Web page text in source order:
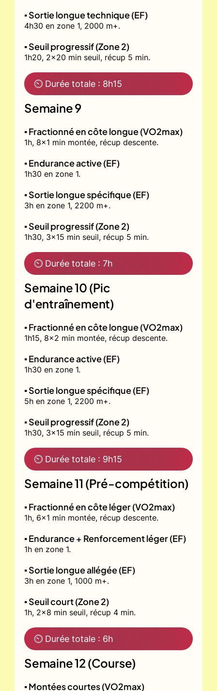
▪️ Sortie longue technique (EF)
4h30 en zone 1, 2000 m+.
▪️ Seuil progressif (Zone 2)
1h20, 2x20 min seuil, récup 5 min.
⏲ Durée totale : 8h15
Semaine 9
▪️ Fractionné en côte longue (VO2max)
1h, 8x1 min montée, récup descente.
▪️ Endurance active (EF)
1h30 en zone 1.
▪️ Sortie longue spécifique (EF)
3h en zone 1, 2200 m+.
▪️ Seuil progressif (Zone 2)
1h30, 3x15 min seuil, récup 5 min.
⏲ Durée totale : 7h
Semaine 10 (Pic
d'entraînement)
▪️ Fractionné en côte longue (VO2max)
1h15, 8x2 min montée, récup descente.
▪️ Endurance active (EF)
1h30 en zone 1.
▪️ Sortie longue spécifique (EF)
5h en zone 1, 2200 m+.
▪️ Seuil progressif (Zone 2)
1h30, 3x15 min seuil, récup 5 min.
⏲ Durée totale : 9h15
Semaine 11 (Pré-compétition)
▪️ Fractionné en côte léger (VO2max)
1h, 6x1 min montée, récup descente.
▪️ Endurance + Renforcement léger (EF)
1h en zone 1.
▪️ Sortie longue allégée (EF)
3h en zone 1, 1000 m+.
▪️ Seuil court (Zone 2)
1h, 2x8 min seuil, récup 4 min.
⏲ Durée totale : 6h
Semaine 12 (Course)
▪️ Montées courtes (VO2max)